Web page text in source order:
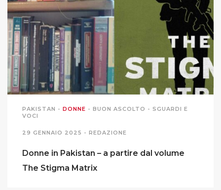
NAVIGANDO IN RETE
PODCAST EVENTI
AUTORI
PAKISTAN - DONNE - BUON ASCOLTO - SGUARDI E
VOCI
29 GENNAIO 2025 - REDAZIONE
Donne in Pakistan – a partire dal volume
The Stigma Matrix